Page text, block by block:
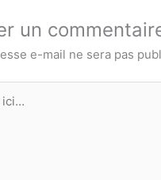
un
e-mail ne sera pas